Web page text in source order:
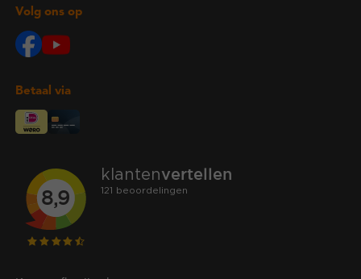
Volg ons op
Betaal via